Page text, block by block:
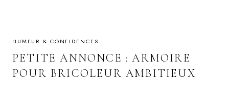
HUMEUR & CONFIDENCES
PETITE ANNONCE : ARMOIRE
POUR BRICOLEUR AMBITIEUX